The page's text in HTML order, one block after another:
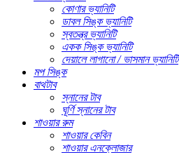
কোণার ভ্যানিটি
ডাবল সিঙ্ক ভ্যানিটি
স্বতন্ত্র ভ্যানিটি
একক সিঙ্ক ভ্যানিটি
দেয়ালে লাগানো / ভাসমান ভ্যানিটি
মপ সিঙ্ক
বাথটাব
স্নানের টাব
ঘূর্ণি স্নানের টাব
শাওয়ার রুম
শাওয়ার কেবিন
শাওয়ার এনক্লোজার